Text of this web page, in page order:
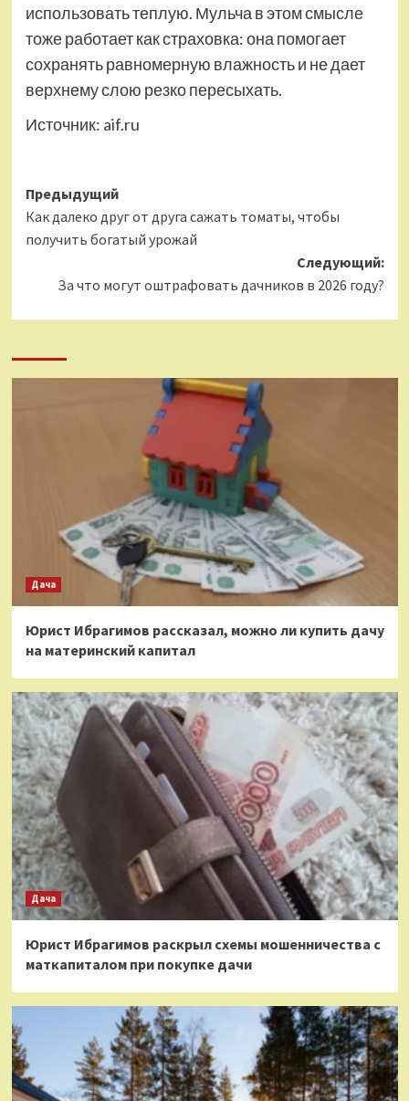
использовать теплую. Мульча в этом смысле
тоже работает как страховка: она помогает
сохранять равномерную влажность и не дает
верхнему слою резко пересыхать.
Источник: aif.ru
Навигация
записи
Предыдущий
Как далеко друг от друга сажать томаты, чтобы
получить богатый урожай
Следующий:
За что могут оштрафовать дачников в 2026 году?
Дача
Юрист Ибрагимов рассказал, можно ли купить дачу
на материнский капитал
Дача
Юрист Ибрагимов раскрыл схемы мошенничества с
маткапиталом при покупке дачи